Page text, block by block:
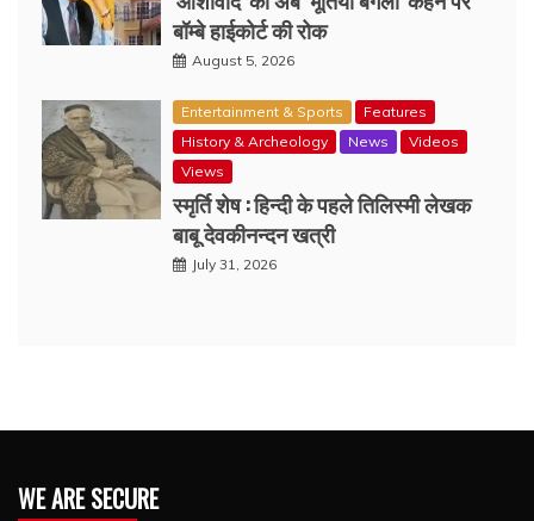
बॉम्बे हाईकोर्ट की रोक
August 5, 2026
Entertainment & Sports
Features
History & Archeology
News
Videos
Views
स्मृर्ति शेष : हिन्दी के पहले तिलिस्मी लेखक
बाबू देवकीनन्दन खत्री
July 31, 2026
WE ARE SECURE